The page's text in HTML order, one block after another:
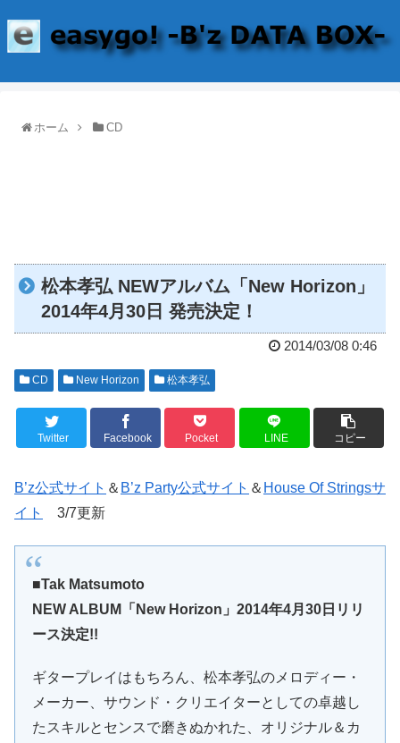
ホーム CD
松本孝弘 NEWアルバム「New Horizon」
2014年4月30日 発売決定！
2014/03/08 0:46
CD New Horizon 松本孝弘
Twitter Facebook Pocket LINE コピー
B’z公式サイト ＆ B’z Party公式サイト ＆ House Of Stringsサ
イト
3/7更新
■Tak Matsumoto
NEW ALBUM「New Horizon」2014年4月30日リリ
ース決定!!
ギタープレイはもちろん、松本孝弘のメロディー・
メーカー、サウンド・クリエイターとしての卓越し
たスキルとセンスで磨きぬかれた、オリジナル＆カ